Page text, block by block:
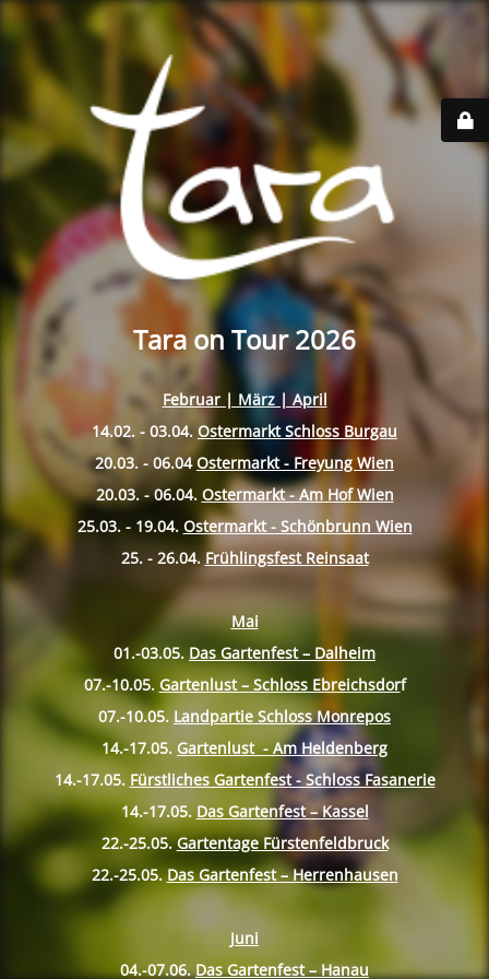
Tara on Tour 2026
Februar | März | April
14.02. - 03.04. Ostermarkt Schloss Burgau
20.03. - 06.04 Ostermarkt - Freyung Wien
20.03. - 06.04. Ostermarkt - Am Hof Wien
25.03. - 19.04. Ostermarkt - Schönbrunn Wien
25. - 26.04. Frühlingsfest Reinsaat
Mai
01.-03.05. Das Gartenfest – Dalheim
07.-10.05. Gartenlust – Schloss Ebreichsdorf
07.-10.05. Landpartie Schloss Monrepos
14.-17.05. Gartenlust - Am Heldenberg
14.-17.05. Fürstliches Gartenfest - Schloss Fasanerie
14.-17.05. Das Gartenfest – Kassel
22.-25.05. Gartentage Fürstenfeldbruck
22.-25.05. Das Gartenfest – Herrenhausen
Juni
04.-07.06. Das Gartenfest – Hanau